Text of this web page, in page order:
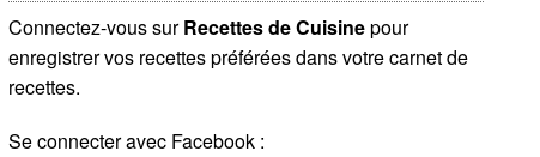
Connectez-vous surRecettes de Cuisinepour
enregistrer vos recettes préférées dans votre carnet de
recettes.
Se connecter avec Facebook :